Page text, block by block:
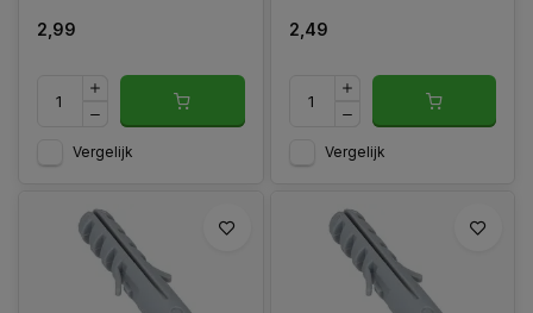
2,99
Vergelijk
2,49
Vergelijk